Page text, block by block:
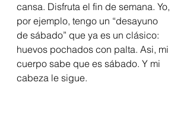
cansa. Disfruta el fin de semana. Yo,
por ejemplo, tengo un “desayuno
de sábado” que ya es un clásico:
huevos pochados con palta. Asi, mi
cuerpo sabe que es sábado. Y mi
cabeza le sigue.